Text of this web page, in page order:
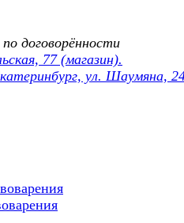
договорённости
77 (магазин).
ул. Шаумяна,